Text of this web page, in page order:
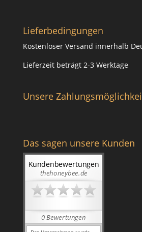
Lieferbedingungen
Kostenloser Versand innerhalb
Lieferzeit beträgt 2-3 Werktage
Unsere
Das sagen unsere Kunden